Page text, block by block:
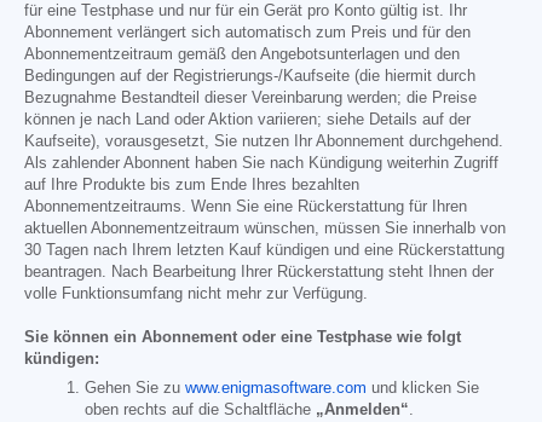
für eine Testphase und nur für ein Gerät pro Konto gültig ist. Ihr
Abonnement verlängert sich automatisch zum Preis und für den
Abonnementzeitraum gemäß den Angebotsunterlagen und den
Bedingungen auf der Registrierungs-/Kaufseite (die hiermit durch
Bezugnahme Bestandteil dieser Vereinbarung werden; die Preise
können je nach Land oder Aktion variieren; siehe Details auf der
Kaufseite), vorausgesetzt, Sie nutzen Ihr Abonnement durchgehend.
Als zahlender Abonnent haben Sie nach Kündigung weiterhin Zugriff
auf Ihre Produkte bis zum Ende Ihres bezahlten
Abonnementzeitraums. Wenn Sie eine Rückerstattung für Ihren
aktuellen Abonnementzeitraum wünschen, müssen Sie innerhalb von
30 Tagen nach Ihrem letzten Kauf kündigen und eine Rückerstattung
beantragen. Nach Bearbeitung Ihrer Rückerstattung steht Ihnen der
volle Funktionsumfang nicht mehr zur Verfügung.
Sie können ein Abonnement oder eine Testphase wie folgt
kündigen:
Gehen Sie zu www.enigmasoftware.com und klicken Sie
oben rechts auf die Schaltfläche „Anmelden“.